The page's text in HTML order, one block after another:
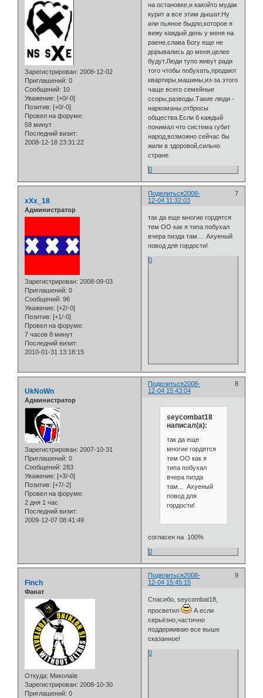
Зарегистрирован: 2008-12-02
Приглашений: 0
Сообщений: 10
Уважение: [+0/-0]
Позитив: [+0/-0]
Провел на форуме:
59 минут
Последний визит:
2008-12-18 23:31:22
на остановке,и какойто мудак
курит а все этим дышат.Ну
или пьяное быдло,которое я
вижу каждый день у меня на
раене,слава Богу еще не
дорывались до меня,целее
будут.Люди тупо живут ради
того чтобы побухать,продают
квартиры,машины,из-за этого
чаще всего семейные
ссоры,разводы.Такие люди -
наркоманы,отбросы
общества.Если б каждый
понимал что система губит
народ,возможно сейчас бы
жили в здоровой,сильно
стране.
0
Поделиться 7
2008-
12-04 11:32:03
xXx_18
Администратор
Зарегистрирован: 2008-09-03
Приглашений: 0
Сообщений: 96
Уважение: [+2/-0]
Позитив: [+1/-0]
Провел на форуме:
7 часов 8 минут
Последний визит:
2010-01-31 13:18:15
так да еще многие гордятся
тем ОО как я типа побухал
вчера пизда там... Ахуеный
повод для гордости!
0
Поделиться 8
2008-
12-04 15:43:04
UkNoWn
Администратор
Зарегистрирован: 2007-10-31
Приглашений: 0
Сообщений: 283
Уважение: [+3/-0]
Позитив: [+7/-2]
Провел на форуме:
2 дня 1 час
Последний визит:
2009-12-07 08:41:49
seycombat18
написал(а):
так да еще
многие гордятся
тем ОО как я
типа побухал
вчера пизда
там... Ахуеный
повод для
гордости!
согласен на 100%
0
Поделиться 9
2008-
12-04 15:45:15
Finch
Фанат
Откуда: Миколаїв
Зарегистрирован: 2008-10-30
Приглашений: 0
Спасибо, seycombat18,
просветил
А если
серьёзно,частично
поддерживаю все выше
сказанное!
0